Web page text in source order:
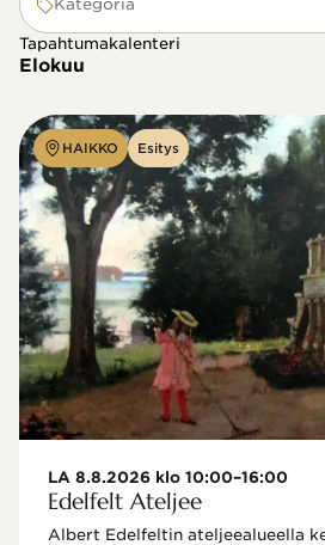
Kategoria
Tapahtumakalenteri
Elokuu
HAIKKO Esitys
LA 8.8.2026 klo 10:00–16:00
Edelfelt Ateljee
Albert Edelfeltin ateljeealueella